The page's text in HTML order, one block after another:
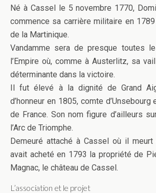
Né à Cassel le 5 novembre 1770,
commence sa carrière militaire en
de la Martinique.
Vandamme sera de presque toutes
l’Empire où, comme à Austerlitz, sa
déterminante dans la victoire.
Il fut élevé à la dignité de Grand
d’honneur en 1805, comte
de France. Son nom figure d’ailleurs
l’Arc de Triomphe.
Demeuré attaché à Cassel où il
avait acheté en 1793 la propriété de
Magnac, le château de Cassel.
L’association et le projet